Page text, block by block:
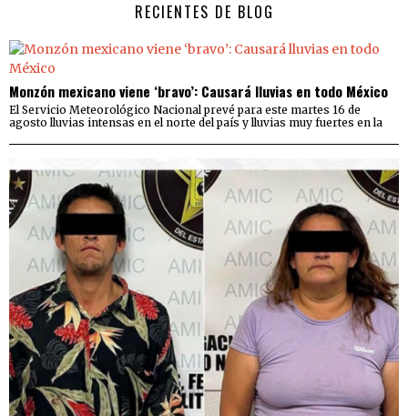
RECIENTES DE BLOG
Monzón mexicano viene ‘bravo’: Causará lluvias en todo México
El Servicio Meteorológico Nacional prevé para este martes 16 de
agosto lluvias intensas en el norte del país y lluvias muy fuertes en la